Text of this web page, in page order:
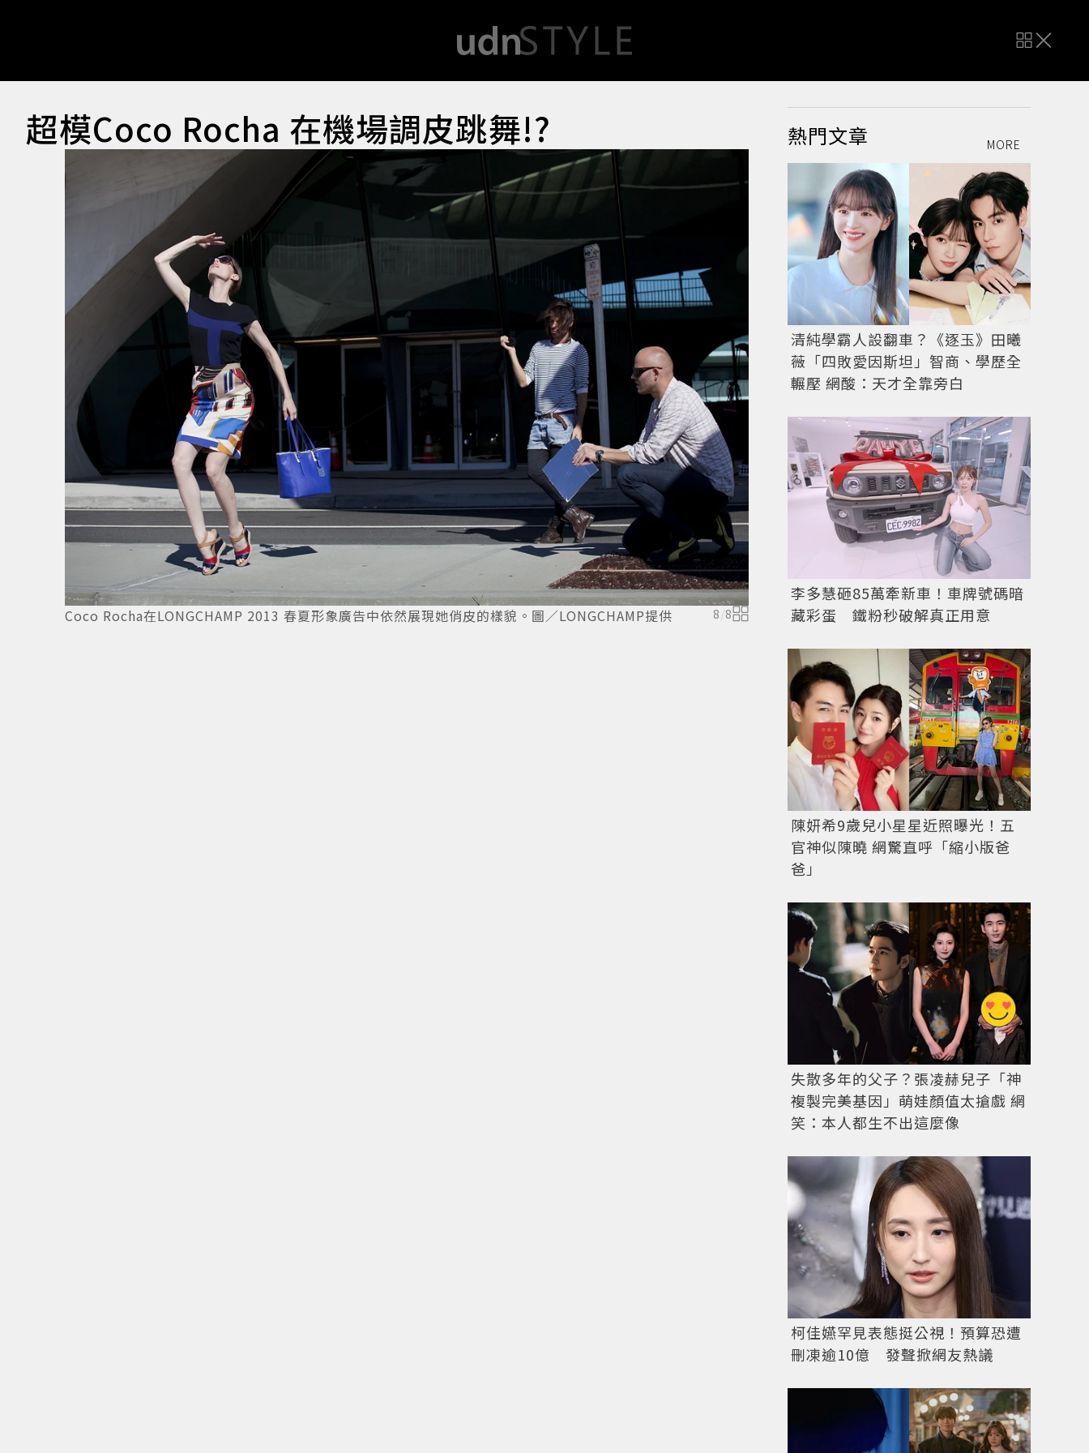
超模Coco Rocha 在機場調皮跳舞!?
Coco Rocha在LONGCHAMP 2013 春夏形象廣告中依然展現她俏皮的樣貌。圖／LONGCHAMP提供 8 /8
LONGCHAMP 2013 春夏形象廣告 《You Should Be
熱門文章 MORE
清純學霸人設翻車？《逐玉》田曦
薇「四敗愛因斯坦」智商、學歷全
輾壓 網酸：天才全靠旁白
李多慧砸85萬牽新車！車牌號碼暗
藏彩蛋 鐵粉秒破解真正用意
陳妍希9歲兒小星星近照曝光！五
官神似陳曉 網驚直呼「縮小版爸
爸」
失散多年的父子？張凌赫兒子「神
複製完美基因」萌娃顏值太搶戲 網
笑：本人都生不出這麼像
柯佳嬿罕見表態挺公視！預算恐遭
刪凍逾10億 發聲掀網友熱議